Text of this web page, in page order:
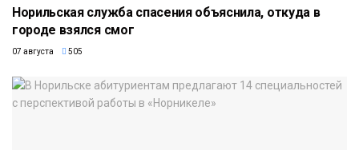
Норильская служба спасения объяснила, откуда в
городе взялся смог
07 августа 505